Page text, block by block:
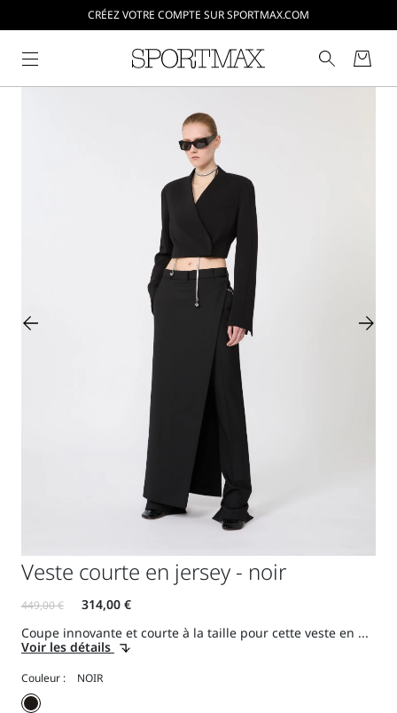
CRÉEZ VOTRE COMPTE SUR SPORTMAX.COM
Veste courte en jersey - noir
Coupe innovante et courte à la taille pour cette veste en ...
Voir les détails
Couleur :